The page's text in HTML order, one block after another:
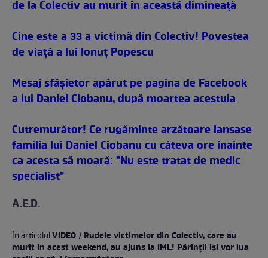
de la Colectiv au murit în această dimineaţă
Cine este a 33 a victimă din Colectiv! Povestea
de viaţă a lui Ionuţ Popescu
Mesaj sfâşietor apărut pe pagina de Facebook
a lui Daniel Ciobanu, după moartea acestuia
Cutremurător! Ce rugăminte arzătoare lansase
familia lui Daniel Ciobanu cu câteva ore înainte
ca acesta să moară: "Nu este tratat de medic
specialist"
A.E.D.
În articolulVIDEO / Rudele victimelor din Colectiv, care au
murit în acest weekend, au ajuns la IML! Părinţii îşi vor lua